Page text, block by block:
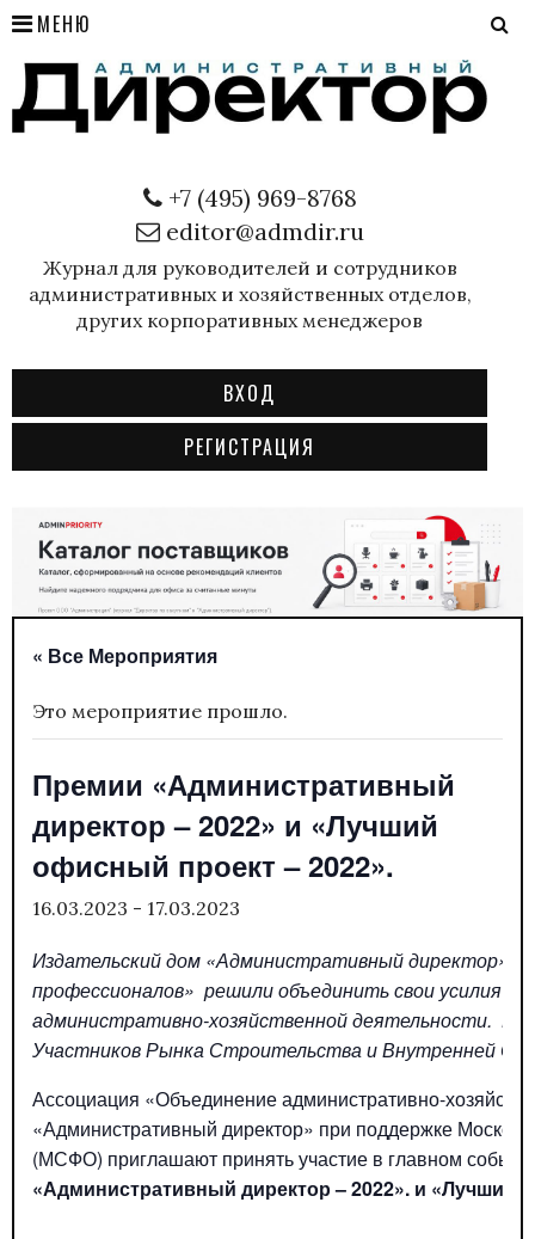
МЕНЮ
+7 (495) 969-8768
editor@admdir.ru
Журнал для руководителей и сотрудников
административных и хозяйственных отделов,
других корпоративных менеджеров
ВХОД
РЕГИСТРАЦИЯ
« Все Мероприятия
Это мероприятие прошло.
Премии «Административный
директор – 2022» и «Лучший
офисный проект – 2022».
16.03.2023 - 17.03.2023
Издательский дом «Административный директор»
профессионалов» решили объединить свои усилия
административно-хозяйственной деятельности.
Участников Рынка Строительства и Внутренней
Ассоциация «Объединение административно-
«Административный директор» при поддержке
(МСФО) приглашают принять участие в главном
«Административный директор – 2022». и «Лучший